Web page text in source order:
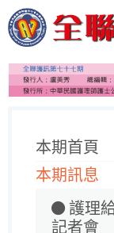
本期首頁
本期訊息
護理
記者會